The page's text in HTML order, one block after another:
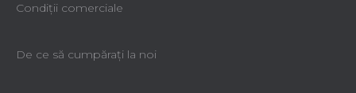
Condiții comerciale
De ce să cumpăraţi la noi